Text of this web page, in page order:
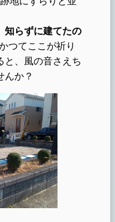
知らずに建てたの
つてここが祈り
と、風の音さえち
んか？